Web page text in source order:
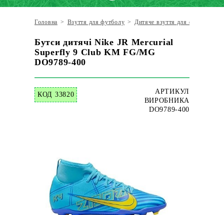
Головна > Взуття для футболу > Дитяче взуття для футболу
Бутси дитячі Nike JR Mercurial
Superfly 9 Club KM FG/MG
DO9789-400
КОД 33820
АРТИКУЛ
ВИРОБНИКА
DO9789-400